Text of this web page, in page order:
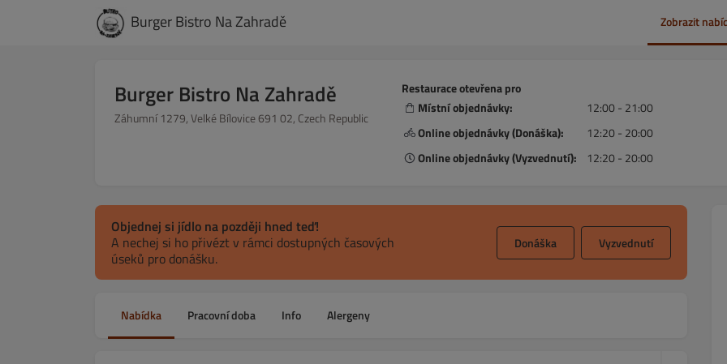
Burger Bistro Na Zahradě Zobrazit
Burger Bistro Na Zahradě
Záhumní 1279, Velké Bílovice 691 02, Czech Republic
Restaurace otevřena pro
Místní objednávky:
12:00 - 21:00
Online objednávky (Donáška):
12:20 - 20:00
Online objednávky (Vyzvednutí):
12:20 - 20:00
Objednej si jídlo na později hned teď!
A nechej si ho přivézt v rámci dostupných časových
úseků pro donášku.
Donáška Vyzvednutí
Nabídka Pracovní doba Info Alergeny